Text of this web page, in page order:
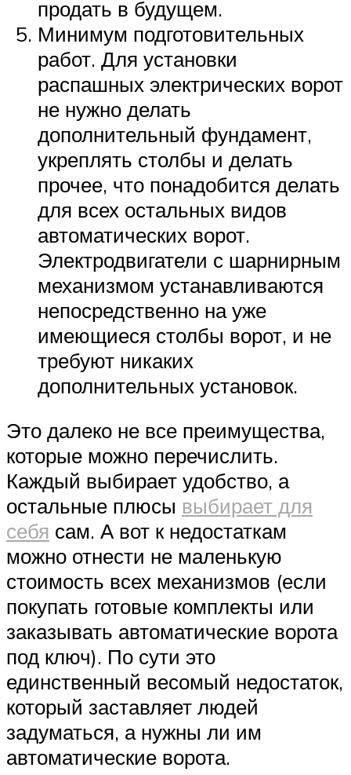
продать в будущем.
Минимум подготовительных
работ. Для установки
распашных электрических ворот
не нужно делать
дополнительный фундамент,
укреплять столбы и делать
прочее, что понадобится делать
для всех остальных видов
автоматических ворот.
Электродвигатели с шарнирным
механизмом устанавливаются
непосредственно на уже
имеющиеся столбы ворот, и не
требуют никаких
дополнительных установок.
Это далеко не все преимущества,
которые можно перечислить.
Каждый выбирает удобство, а
остальные плюсы выбирает для
себя сам. А вот к недостаткам
можно отнести не маленькую
стоимость всех механизмов (если
покупать готовые комплекты или
заказывать автоматические ворота
под ключ). По сути это
единственный весомый недостаток,
который заставляет людей
задуматься, а нужны ли им
автоматические ворота.